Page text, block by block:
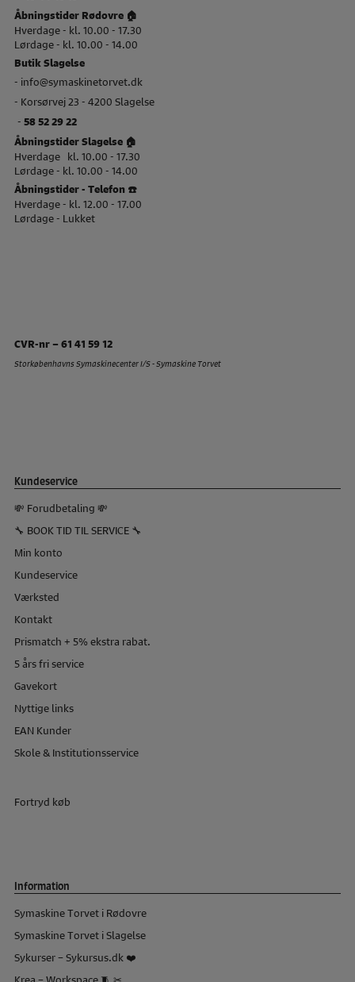
Åbningstider Rødovre 🏠
Hverdage - kl. 10.00 - 17.30
Lørdage - kl. 10.00 - 14.00
Butik Slagelse
- info@symaskinetorvet.dk
- Korsørvej 23 - 4200 Slagelse
- 58 52 29 22
Åbningstider Slagelse 🏠
Hverdage kl. 10.00 - 17.30
Lørdage - kl. 10.00 - 14.00
Åbningstider - Telefon ☎️
Hverdage - kl. 12.00 - 17.00
Lørdage - Lukket
CVR-nr – 61 41 59 12
Storkøbenhavns Symaskinecenter I/S - Symaskine Torvet
Kundeservice
💸 Forudbetaling 💸
🔧 BOOK TID TIL SERVICE 🔧
Min konto
Kundeservice
Værksted
Kontakt
Prismatch + 5% ekstra rabat.
5 års fri service
Gavekort
Nyttige links
EAN Kunder
Skole & Institutionsservice
Fortryd køb
Information
Symaskine Torvet i Rødovre
Symaskine Torvet i Slagelse
Sykurser – Sykursus.dk ❤️
Krea – Workspace 🧵 ✂